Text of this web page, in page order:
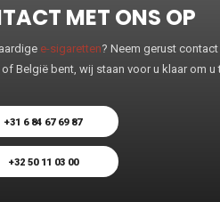
MET ONS OP
e-sigaretten? Neem gerust
België bent, wij staan voor u klaar om u
+31 6 84 67 69 87
+32 50 11 03 00